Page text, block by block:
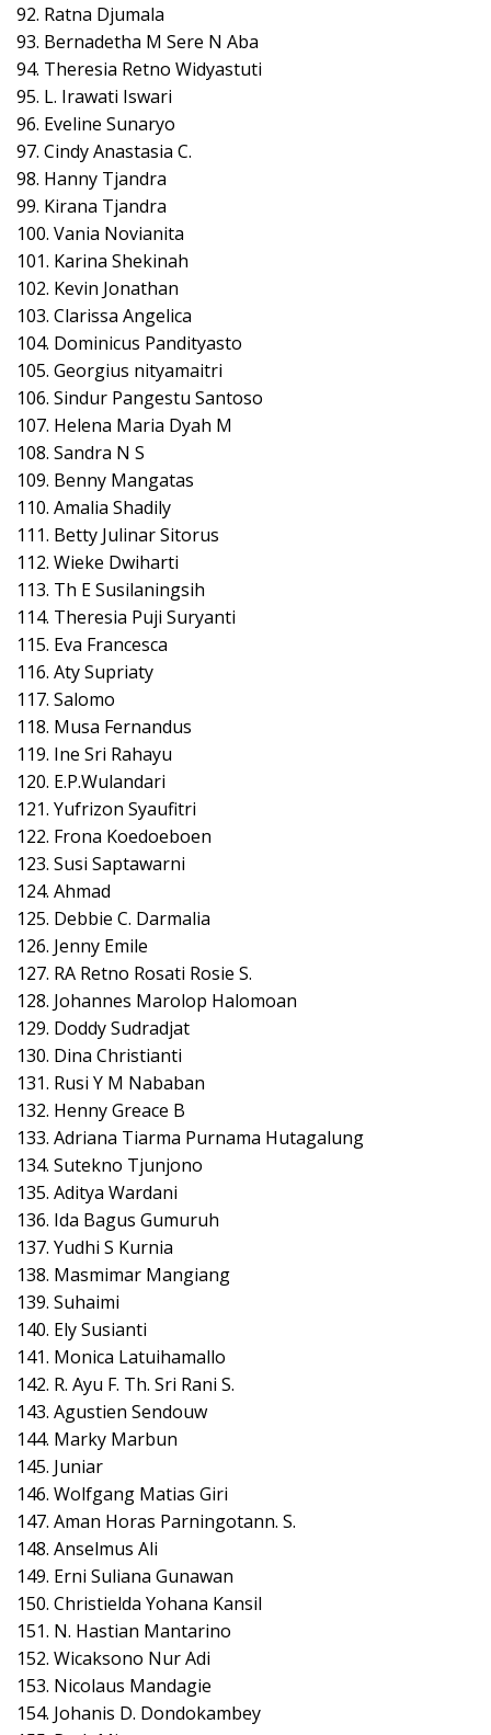
92. Ratna Djumala
93. Bernadetha M Sere N Aba
94. Theresia Retno Widyastuti
95. L. Irawati Iswari
96. Eveline Sunaryo
97. Cindy Anastasia C.
98. Hanny Tjandra
99. Kirana Tjandra
100. Vania Novianita
101. Karina Shekinah
102. Kevin Jonathan
103. Clarissa Angelica
104. Dominicus Pandityasto
105. Georgius nityamaitri
106. Sindur Pangestu Santoso
107. Helena Maria Dyah M
108. Sandra N S
109. Benny Mangatas
110. Amalia Shadily
111. Betty Julinar Sitorus
112. Wieke Dwiharti
113. Th E Susilaningsih
114. Theresia Puji Suryanti
115. Eva Francesca
116. Aty Supriaty
117. Salomo
118. Musa Fernandus
119. Ine Sri Rahayu
120. E.P.Wulandari
121. Yufrizon Syaufitri
122. Frona Koedoeboen
123. Susi Saptawarni
124. Ahmad
125. Debbie C. Darmalia
126. Jenny Emile
127. RA Retno Rosati Rosie S.
128. Johannes Marolop Halomoan
129. Doddy Sudradjat
130. Dina Christianti
131. Rusi Y M Nababan
132. Henny Greace B
133. Adriana Tiarma Purnama Hutagalung
134. Sutekno Tjunjono
135. Aditya Wardani
136. Ida Bagus Gumuruh
137. Yudhi S Kurnia
138. Masmimar Mangiang
139. Suhaimi
140. Ely Susianti
141. Monica Latuihamallo
142. R. Ayu F. Th. Sri Rani S.
143. Agustien Sendouw
144. Marky Marbun
145. Juniar
146. Wolfgang Matias Giri
147. Aman Horas Parningotann. S.
148. Anselmus Ali
149. Erni Suliana Gunawan
150. Christielda Yohana Kansil
151. N. Hastian Mantarino
152. Wicaksono Nur Adi
153. Nicolaus Mandagie
154. Johanis D. Dondokambey